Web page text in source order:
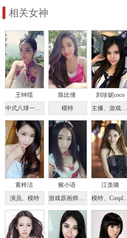
相关女神
王钟瑶
中式八球一级裁判
陈比倩
模特
刘珍妮coco
主播、游戏解说、模特
黄梓洁
演员、模特
猴小语
游戏原画师、京东手模、Coser
江羡璐
模特、